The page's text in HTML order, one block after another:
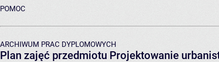
POMOC
ARCHIWUM PRAC DYPLOMOWYCH
Plan zajęć przedmiotu Projektowanie